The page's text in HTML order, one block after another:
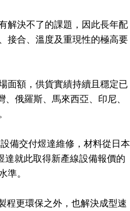
解決不了的課題，因此長年配
接合、溫度及重現性的極高要
面額，供貨實績持續且穩定已
俄羅斯、馬來西亞、印尼、
備交付煜達維修，材料從日本
達就此取得新產線設備報價的
準。
程更環保之外，也解決成型速